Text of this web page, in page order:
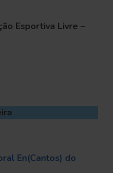
Esportiva Livre –
En(Cantos) do